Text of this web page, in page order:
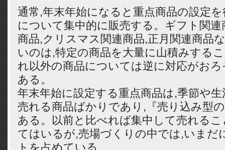
通常,年末年始になると重点商品の設定
について集中的に販売する。ギフト関連
商品,クリスマス関連商品,正月関連商品
いのは,特定の商品を大量に山積みする
れ以外の商品については逆に対応がお
ある。
年末年始に設定する重点商品は,季節や
売れる商品ばかりであり,『売り込み型
ある。以前と比べれば集中して売れる
てはいるが,売場づくりの中では,いまだ
トを占めている。